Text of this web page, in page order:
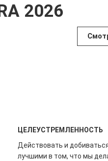
2026
ЦЕЛЕУСТРЕМЛЕННОСТЬ
Действовать и
лучшими в том, что мы